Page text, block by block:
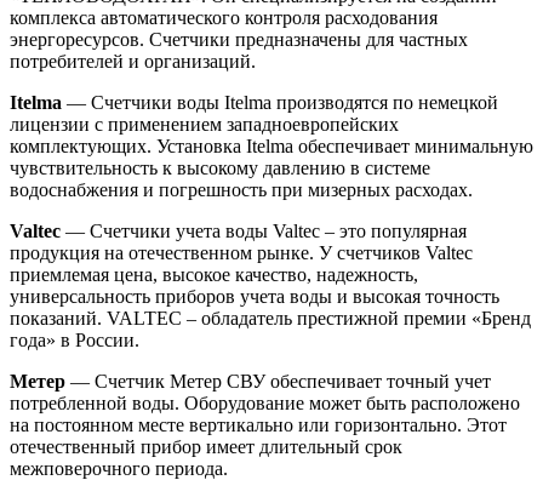
комплекса автоматического контроля расходования
энергоресурсов. Счетчики предназначены для частных
потребителей и организаций.
Itelma — Счетчики воды Itelma производятся по немецкой
лицензии с применением западноевропейских
комплектующих. Установка Itelma обеспечивает минимальную
чувствительность к высокому давлению в системе
водоснабжения и погрешность при мизерных расходах.
Valtec — Счетчики учета воды Valtec – это популярная
продукция на отечественном рынке. У счетчиков Valtec
приемлемая цена, высокое качество, надежность,
универсальность приборов учета воды и высокая точность
показаний. VALTEC – обладатель престижной премии «Бренд
года» в России.
Метер — Счетчик Метер СВУ обеспечивает точный учет
потребленной воды. Оборудование может быть расположено
на постоянном месте вертикально или горизонтально. Этот
отечественный прибор имеет длительный срок
межповерочного периода.